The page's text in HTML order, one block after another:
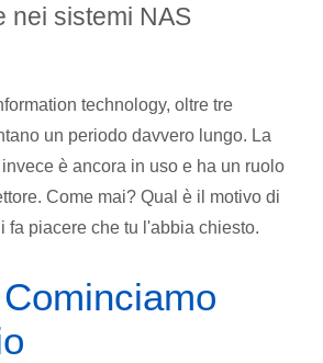
nei sistemi NAS
technology, oltre tre
un periodo davvero lungo. La
è ancora in uso e ha un ruolo
Come mai? Qual è il motivo di
fa piacere che tu l'abbia chiesto.